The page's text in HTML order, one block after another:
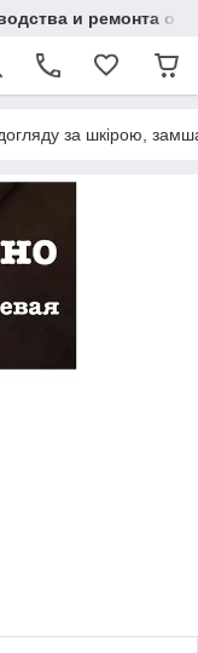
и ремонта
за шкірою,